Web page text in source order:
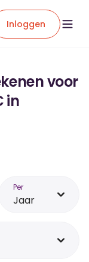
Inloggen
voor
in
Per
Jaar